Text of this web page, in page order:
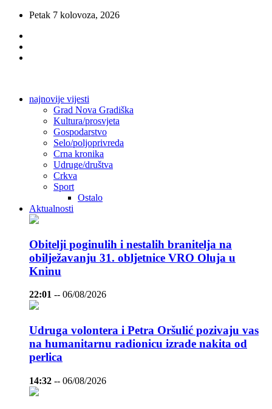
Petak 7 kolovoza, 2026
najnovije vijesti
Grad Nova Gradiška
Kultura/prosvjeta
Gospodarstvo
Selo/poljoprivreda
Crna kronika
Udruge/društva
Crkva
Sport
Ostalo
Aktualnosti
Obitelji poginulih i nestalih branitelja na
obilježavanju 31. obljetnice VRO Oluja u
Kninu
22:01 -- 06/08/2026
Udruga volontera i Petra Oršulić pozivaju vas
na humanitarnu radionicu izrade nakita od
perlica
14:32 -- 06/08/2026